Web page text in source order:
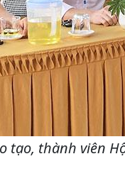
tạo, thành viên